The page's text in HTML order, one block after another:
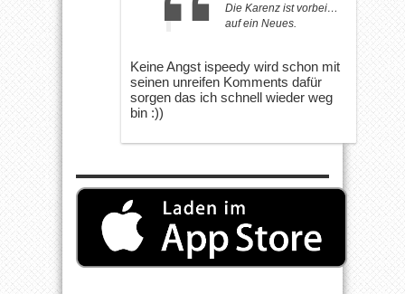
Die Karenz ist vorbei…
auf ein Neues.
Keine Angst ispeedy wird schon mit
seinen unreifen Komments dafür
sorgen das ich schnell wieder weg
bin :))